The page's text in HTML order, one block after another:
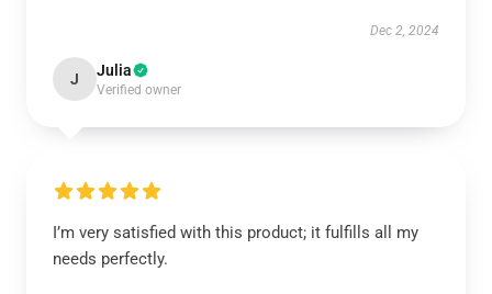
Dec 2, 2024
J Julia
Verified owner
I’m very satisfied with this product; it fulfills all my
needs perfectly.